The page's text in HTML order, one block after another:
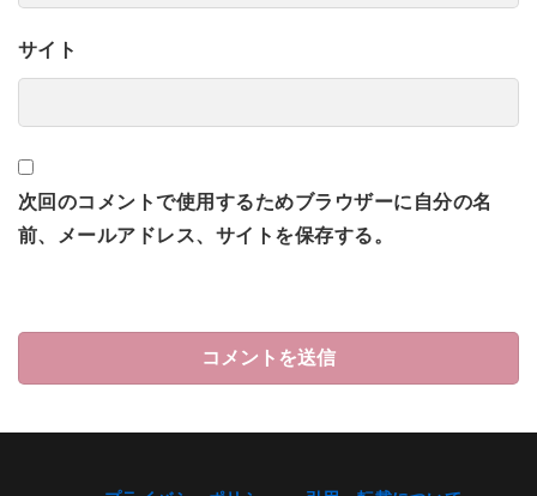
サイト
次回のコメントで使用するためブラウザーに自分の名
前、メールアドレス、サイトを保存する。